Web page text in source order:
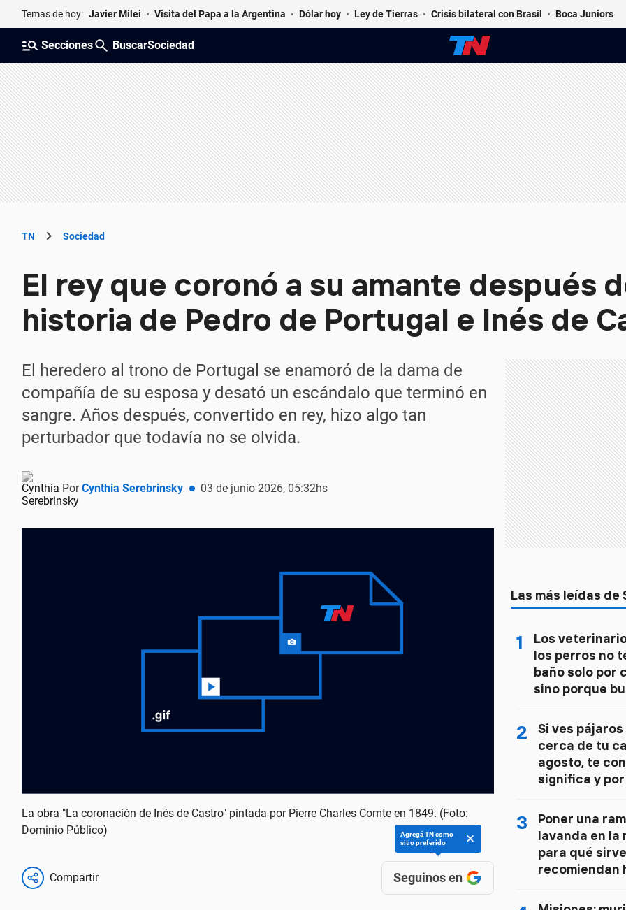
Temas de hoy: Javier Milei Visita del Papa a la Argentina Dólar hoy Ley de Tierras Crisis bilateral con Brasil Boca Juniors
Secciones BuscarSociedad
TN Sociedad
El rey que coronó a su amante después
historia de Pedro de Portugal e Inés de
El heredero al trono de Portugal se enamoró de la dama de
compañía de su esposa y desató un escándalo que terminó en
sangre. Años después, convertido en rey, hizo algo tan
perturbador que todavía no se olvida.
PorCynthia Serebrinsky 03 de junio 2026, 05:32hs
La obra "La coronación de Inés de Castro" pintada por Pierre Charles Comte en 1849. (Foto:
Dominio Público)
Compartir Seguinos en
Agregá TN como
sitio preferido
Las más leídas de
1
Los
los perros no
baño solo por
sino porque
2
Si ves
cerca de tu
agosto, te
significa y
3
Poner una
lavanda en la
para qué
recomiendan